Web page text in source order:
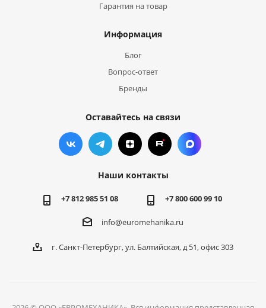
Гарантия на товар
Информация
Блог
Вопрос-ответ
Бренды
Оставайтесь на связи
Наши контакты
+7 812 985 51 08 +7 800 600 99 10
info@euromehanika.ru
г. Санкт-Петербург, ул. Балтийская, д 51, офис 303